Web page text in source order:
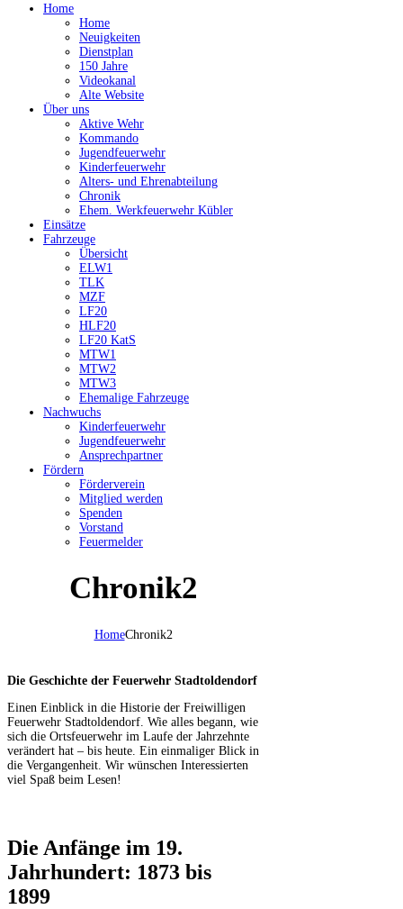
Home
Home
Neuigkeiten
Dienstplan
150 Jahre
Videokanal
Alte Website
Über uns
Aktive Wehr
Kommando
Jugendfeuerwehr
Kinderfeuerwehr
Alters- und Ehrenabteilung
Chronik
Ehem. Werkfeuerwehr Kübler
Einsätze
Fahrzeuge
Übersicht
ELW1
TLK
MZF
LF20
HLF20
LF20 KatS
MTW1
MTW2
MTW3
Ehemalige Fahrzeuge
Nachwuchs
Kinderfeuerwehr
Jugendfeuerwehr
Ansprechpartner
Fördern
Förderverein
Mitglied werden
Spenden
Vorstand
Feuermelder
Chronik2
HomeChronik2
Die Geschichte der Feuerwehr Stadtoldendorf
Einen Einblick in die Historie der Freiwilligen
Feuerwehr Stadtoldendorf. Wie alles begann, wie
sich die Ortsfeuerwehr im Laufe der Jahrzehnte
verändert hat – bis heute. Ein einmaliger Blick in
die Vergangenheit. Wir wünschen Interessierten
viel Spaß beim Lesen!
Die Anfänge im 19.
Jahrhundert: 1873 bis
1899